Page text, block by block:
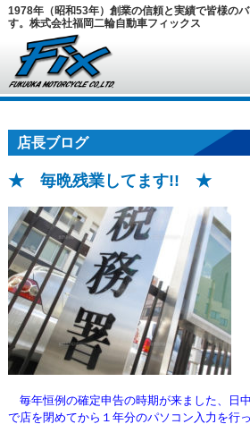
1978年（昭和53年）創業の信頼と実績で皆様の
す。株式会社福岡二輪自動車フィックス
店長ブログ
★ 毎晩残業してます!! ★
毎年恒例の確定申告の時期が来ました、日
で店を閉めてから１年分のパソコン入力を行
▼